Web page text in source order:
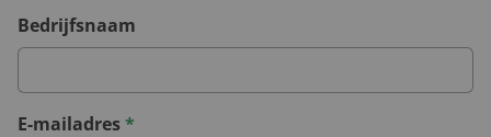
Bedrijfsnaam
E-mailadres*